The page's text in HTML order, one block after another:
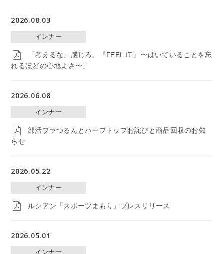
2026.08.03
インナー
「考えるな、感じろ。『FEEL IT.』〜はいていることを忘
れるほどの心地よさ〜」
2026.06.08
インナー
部活ブラつるんとハーフトップお詫びと商品回収のお知
らせ
2026.05.22
インナー
ルシアン「スポーツまもり」プレスリリース
2026.05.01
インナー